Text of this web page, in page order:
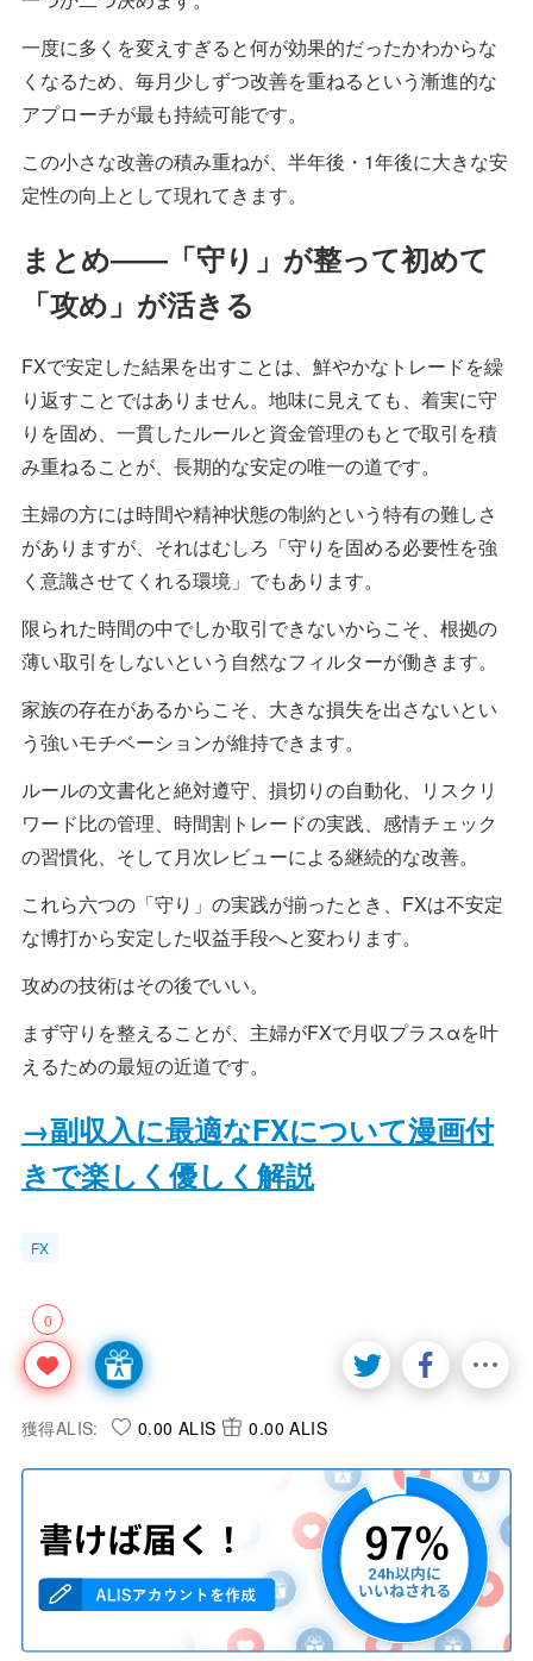
一度に多くを変えすぎると何が効果的だったかわからな
くなるため、毎月少しずつ改善を重ねるという漸進的な
アプローチが最も持続可能です。
この小さな改善の積み重ねが、半年後・1年後に大きな安
定性の向上として現れてきます。
まとめ――「守り」が整って初めて
「攻め」が活きる
FXで安定した結果を出すことは、鮮やかなトレードを繰
り返すことではありません。地味に見えても、着実に守
りを固め、一貫したルールと資金管理のもとで取引を積
み重ねることが、長期的な安定の唯一の道です。
主婦の方には時間や精神状態の制約という特有の難しさ
がありますが、それはむしろ「守りを固める必要性を強
く意識させてくれる環境」でもあります。
限られた時間の中でしか取引できないからこそ、根拠の
薄い取引をしないという自然なフィルターが働きます。
家族の存在があるからこそ、大きな損失を出さないとい
う強いモチベーションが維持できます。
ルールの文書化と絶対遵守、損切りの自動化、リスクリ
ワード比の管理、時間割トレードの実践、感情チェック
の習慣化、そして月次レビューによる継続的な改善。
これら六つの「守り」の実践が揃ったとき、FXは不安定
な博打から安定した収益手段へと変わります。
攻めの技術はその後でいい。
まず守りを整えることが、主婦がFXで月収プラスαを叶
えるための最短の近道です。
→副収入に最適なFXについて漫画付
きで楽しく優しく解説
FX
0
獲得ALIS: 0.00 ALIS 0.00 ALIS